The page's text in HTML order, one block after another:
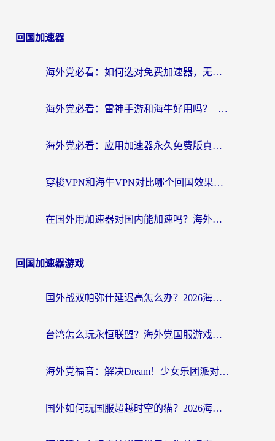
回国加速器
海外党必看：如何选对免费加速器，无缝访问国内资源不踩坑？
海外党必看：雷神手游和海牛好用吗？+3款热门加速器实测对比，附番茄加速器无缝回国指南
海外党必看：应用加速器永久免费版真的存在吗？教你选对回国加速器无缝刷国内资源
穿梭VPN和海牛VPN对比哪个回国效果更好？海外华人亲测3款热门加速器+避坑指南
在国外用加速器对国内能加速吗？海外党亲测有效的无缝访问指南
回国加速器游戏
国外战双帕弥什延迟高怎么办？2026海外畅玩国服游戏终极指南（附实测工具推荐）
台湾怎么玩永恒联盟？海外党国服游戏加速器选择全攻略（附3大热门游戏实测）
海外党福音：解决Dream！少女乐团派对！国外延迟的实用指南，附北美英国游戏加速方案
国外如何玩国服超越时空的猫？2026海外党必看的加速器选择指南